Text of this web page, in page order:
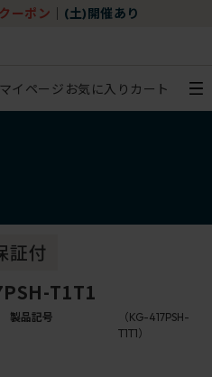
ーポン (土)開催あり
マイページ お気に入り カート
T1T1
製品記号
（KG-417PSH-
T1T1）